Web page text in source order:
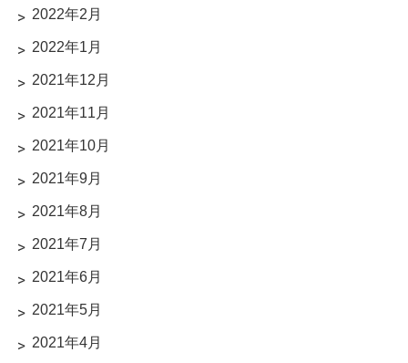
2022年2月
2022年1月
2021年12月
2021年11月
2021年10月
2021年9月
2021年8月
2021年7月
2021年6月
2021年5月
2021年4月